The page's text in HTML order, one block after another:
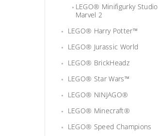
LEGO® Minifigurky Studio
Marvel 2
LEGO® Harry Potter™
LEGO® Jurassic World
LEGO® BrickHeadz
LEGO® Star Wars™
LEGO® NINJAGO®
LEGO® Minecraft®
LEGO® Speed Champions